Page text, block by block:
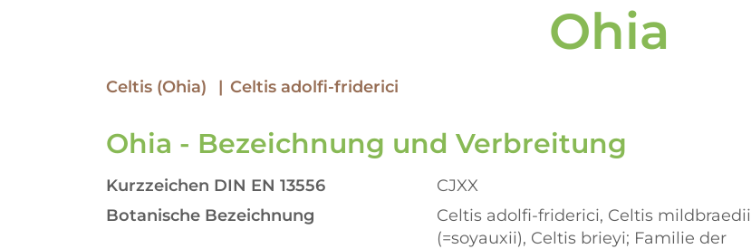
Ohia
Celtis (Ohia) Celtis adolfi-friderici
Ohia - Bezeichnung und Verbreitung
Kurzzeichen DIN EN 13556
CJXX
Botanische Bezeichnung
Celtis adolfi-friderici, Celtis mildbraedii
(=soyauxii), Celtis brieyi; Familie der